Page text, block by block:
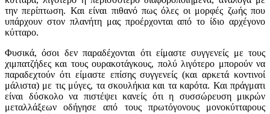
την περίπτωση. Και είναι πιθανό πως όλες οι μορφές ζωής που
υπάρχουν στον πλανήτη μας προέρχονται από το ίδιο αρχέγονο
κύτταρο.
Φυσικά, όσοι δεν παραδέχονται ότι είμαστε συγγενείς με τους
χιμπατζήδες και τους ουρακοτάγκους, πολύ λιγότερο μπορούν να
παραδεχτούν ότι είμαστε επίσης συγγενείς (και αρκετά κοντινοί
μάλιστα) με τις μύγες, τα σκουλήκια και τα καρότα. Και πράγματι
είναι δύσκολο να πιστέψει κανείς ότι η συσσώρευση μικρών
μεταλλάξεων οδήγησε από τους πρωτόγονους μονοκύτταρους